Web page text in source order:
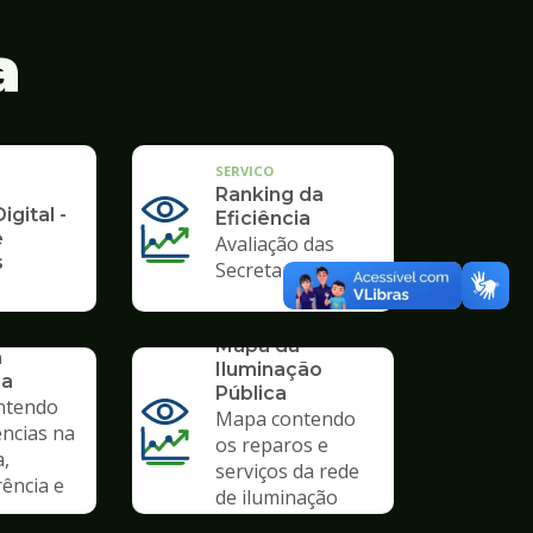
-
SERVICO
Ranking da
Eficiência
Avaliação das
Secretarias
na
e
Mapa da
Iluminação
Pública
Mapa contendo
os reparos e
serviços da rede
de iluminação